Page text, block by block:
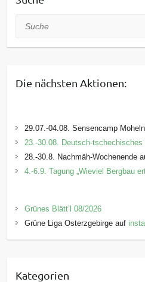
Suche
Die nächsten Aktionen:
29.07.-04.08. Sensencamp
23.-30.08. Deutsch-tschechisches
28.-30.8. Nachmäh-Wochenende
4.-6.9. Tagung „Wieviel Bergbau
Grünes Blätt’l 08/2026
Grüne Liga Osterzgebirge auf
Kategorien